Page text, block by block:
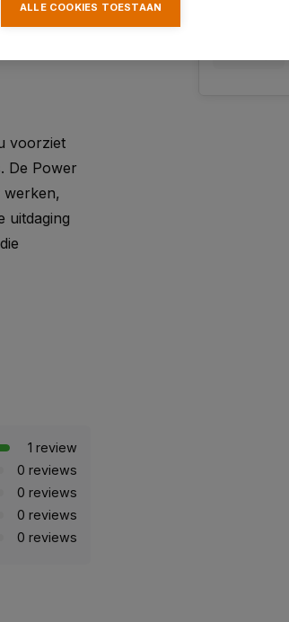
voorziet
De Power
werken,
uitdaging
1 review
0 reviews
0 reviews
0 reviews
0 reviews
ALLE COOKIES TOESTAAN